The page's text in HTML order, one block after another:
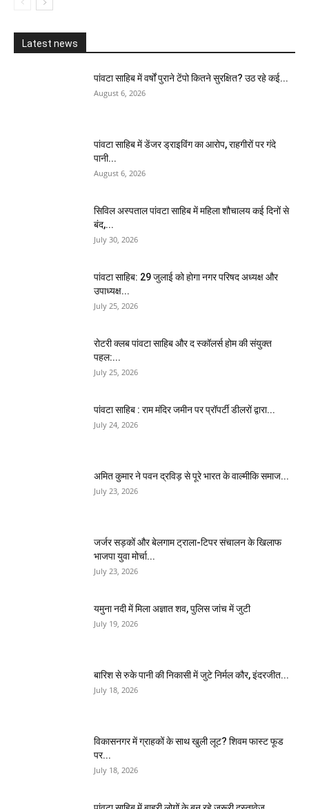
Latest news
पांवटा साहिब में वर्षों पुराने टेंपो कितने सुरक्षित? उठ रहे कई...
August 6, 2026
पांवटा साहिब में डेंजर ड्राइविंग का आरोप, राहगीरों पर गंदे
पानी...
August 6, 2026
सिविल अस्पताल पांवटा साहिब में महिला शौचालय कई दिनों से
बंद,...
July 30, 2026
पांवटा साहिब: 29 जुलाई को होगा नगर परिषद अध्यक्ष और
उपाध्यक्ष...
July 25, 2026
​रोटरी क्लब पांवटा साहिब और द स्कॉलर्स होम की संयुक्त
पहल:...
July 25, 2026
पांवटा साहिब : राम मंदिर जमीन पर प्रॉपर्टी डीलरों द्वारा...
July 24, 2026
अमित कुमार ने पवन द्रविड़ से पूरे भारत के वाल्मीकि समाज...
July 23, 2026
जर्जर सड़कों और बेलगाम ट्राला-टिपर संचालन के खिलाफ
भाजपा युवा मोर्चा...
July 23, 2026
यमुना नदी में मिला अज्ञात शव, पुलिस जांच में जुटी
July 19, 2026
बारिश से रुके पानी की निकासी में जुटे निर्मल कौर, इंदरजीत...
July 18, 2026
विकासनगर में ग्राहकों के साथ खुली लूट? शिवम फास्ट फूड
पर...
July 18, 2026